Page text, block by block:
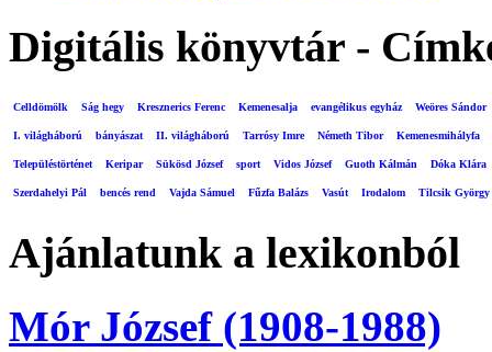
Digitális könyvtár -
Celldömölk Ság hegy Kresznerics Ferenc Kemenesalja evangélikus egyház Weöres Sándor
I. világháború bányászat II. világháború Tarrósy Imre Németh Tibor Kemenesmihályfa
Településtörténet Keripar Sükösd József sport Vidos József Guoth Kálmán Dóka Klára
Szerdahelyi Pál bencés rend Vajda Sámuel Fűzfa Balázs Vasút Irodalom Tilcsik György
Ajánlatunk a lexikonból
Mór József (1908-1988)